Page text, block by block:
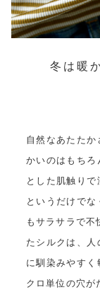
冬は暖
自然なあたた
かいのはもちろ
とした肌触り
というだけで
もサラサラで不
たシルクは、
に馴染みやすく
クロ単位の穴が